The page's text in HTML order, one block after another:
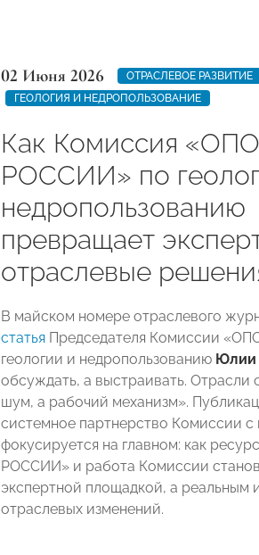
02 Июня 2026
ОТРАСЛЕВОЕ РАЗВИТИЕ
ГЕОЛОГИЯ И НЕДРОПОЛЬЗОВАНИЕ
Как Комиссия
РОССИИ» по
недропользованию
превращает
отраслевые
В майском номере отраслевого
статья Председателя Комиссии
геологии и недропользованию Юлии
обсуждать, а выстраивать. Отрасли
шум, а рабочий механизм».
системное партнерство Комиссии с
фокусируется на главном: как
РОССИИ» и работа Комиссии
экспертной площадкой, а реальным
отраслевых изменений.